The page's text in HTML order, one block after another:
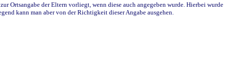
Ortsangabe der Eltern vorliegt, wenn diese auch angegeben wurde. Hierbei wurde
kann man aber von der Richtigkeit dieser Angabe ausgehen.